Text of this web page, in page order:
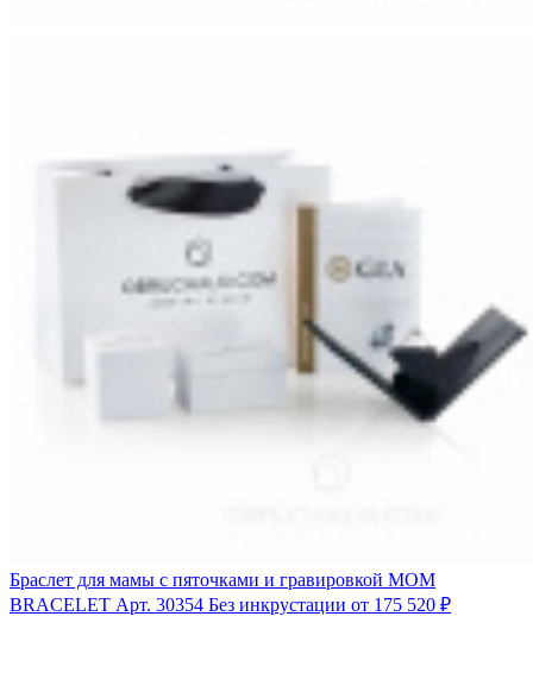
Браслет для мамы с пяточками и гравировкой MOM
BRACELET Арт. 30354 Без инкрустации от 175 520 ₽